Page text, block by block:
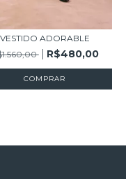
VESTIDO ADORABLE
R$480,00
COMPRAR